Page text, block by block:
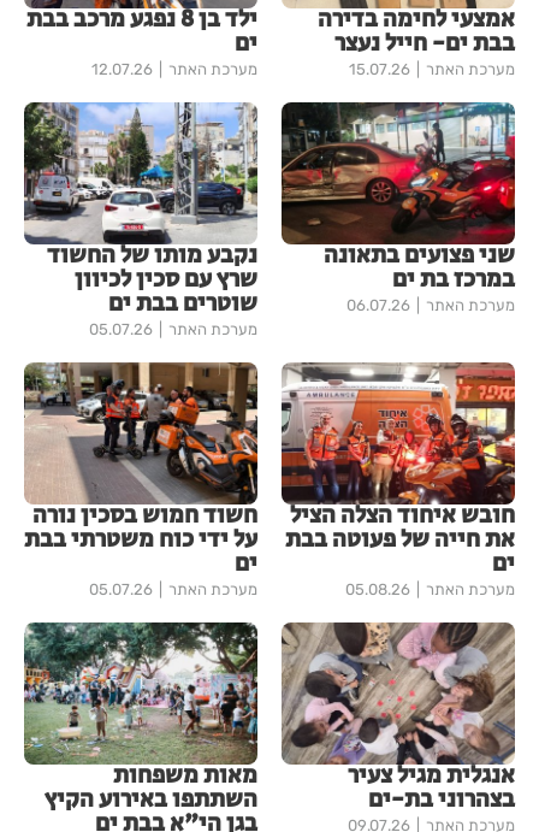
אמצעי לחימה בדירה
בבת ים- חייל נעצר
מערכת האתר 15.07.26
ילד בן 8 נפגע מרכב בבת
ים
מערכת האתר 12.07.26
שני פצועים בתאונה
במרכז בת ים
מערכת האתר 06.07.26
נקבע מותו של החשוד
שרץ עם סכין לכיוון
שוטרים בבת ים
מערכת האתר 05.07.26
חובש איחוד הצלה הציל
את חייה של פעוטה בבת
ים
מערכת האתר 05.08.26
חשוד חמוש בסכין נורה
על ידי כוח משטרתי בבת
ים
מערכת האתר 05.07.26
אנגלית מגיל צעיר
בצהרוני בת-ים
מערכת האתר 09.07.26
מאות משפחות
השתתפו באירוע הקיץ
בגן הי"א בבת ים